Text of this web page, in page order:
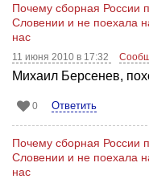
Почему сборная России
Словении и не поехала
нас
11 июня 2010 в 17:32
Михаил Берсенев,
0 Ответить
Почему сборная России
Словении и не поехала
нас